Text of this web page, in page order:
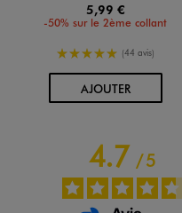
5,99 €
-50% sur le 2ème collant
5/5 de moyenne
(44 avis)
AJOUTERAU PANIER
4.7/5